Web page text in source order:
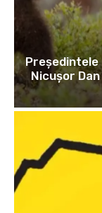
Președintele
Nicușor